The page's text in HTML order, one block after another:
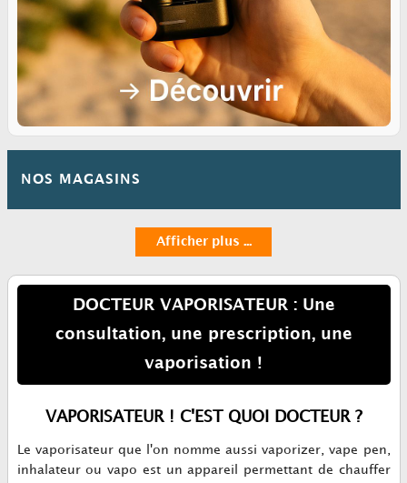
NOS MAGASINS
Afficher plus ...
DOCTEUR VAPORISATEUR : Une
consultation, une prescription, une
vaporisation !
VAPORISATEUR ! C'EST QUOI DOCTEUR ?
Le vaporisateurque l'on nomme aussivaporizer , vape pen,
inhalateurou vapo est un appareil permettant de chauffer